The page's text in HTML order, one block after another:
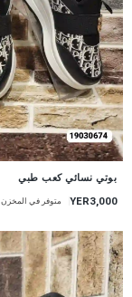
بوتي نسائي كعب طبي
YER3,000 متوفر في المخزن